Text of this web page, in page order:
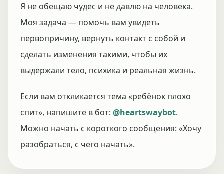
Я не обещаю чудес и не давлю на человека.
Моя задача — помочь вам увидеть
первопричину, вернуть контакт с собой и
сделать изменения такими, чтобы их
выдержали тело, психика и реальная жизнь.
Если вам откликается тема «ребёнок плохо
спит», напишите в бот: @heartswaybot.
Можно начать с короткого сообщения: «Хочу
разобраться, с чего начать».